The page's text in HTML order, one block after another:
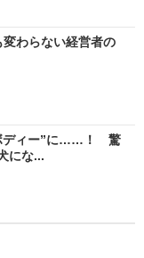
変わらない経営者の
ディー”に……！ 驚
にな...